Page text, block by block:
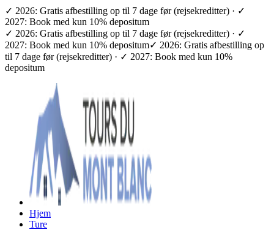
✓ 2026: Gratis afbestilling op til 7 dage før (rejsekreditter) · ✓
2027: Book med kun 10% depositum
✓ 2026: Gratis afbestilling op til 7 dage før (rejsekreditter) · ✓
2027: Book med kun 10% depositum✓ 2026: Gratis afbestilling op
til 7 dage før (rejsekreditter) · ✓ 2027: Book med kun 10%
depositum
Hjem
Ture